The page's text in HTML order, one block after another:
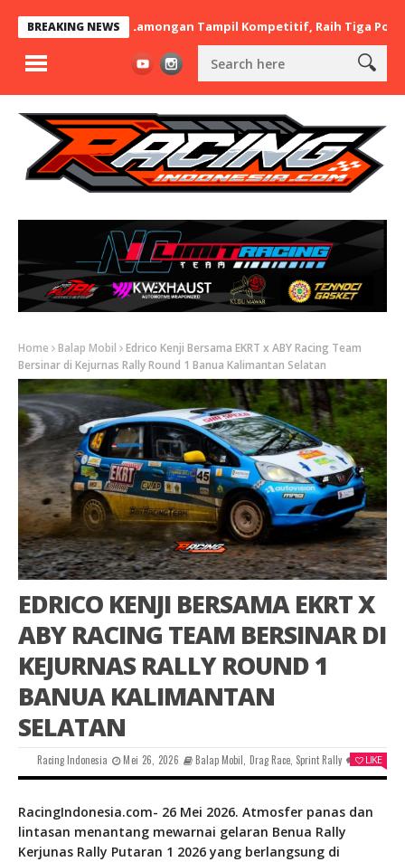
BREAKING NEWS
Asal Lamongan Tampil Kompetitif, Raih Tiga Podium di
Home Balap Mobil
Edrico Kenji Bersama EKRT x ABY Racing Team
Bersinar di Kejurnas Rally Round 1 Banua Kalimantan Selatan
EDRICO KENJI BERSAMA EKRT X
ABY RACING TEAM BERSINAR DI
KEJURNAS RALLY ROUND 1
BANUA KALIMANTAN
SELATAN
Racing Indonesia Mei 26, 2026 Balap Mobil, Drag Race, Sprint Rally 0 LIKE
RacingIndonesia.com- 26 Mei 2026. Atmosfer panas dan
lintasan menantang mewarnai gelaran Benua Rally
Kerjunas Rally Putaran 1 2026yang berlangsung di